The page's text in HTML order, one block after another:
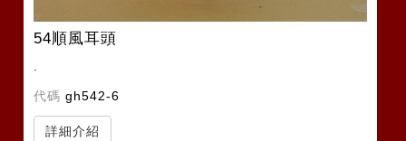
54順風耳頭
代碼 gh542-6
詳細介紹